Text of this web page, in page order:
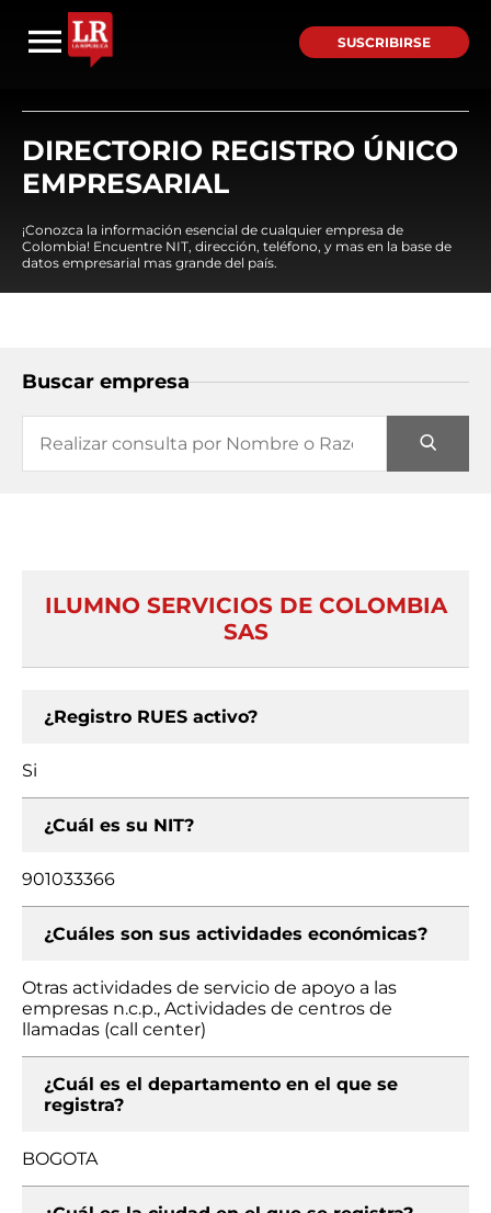
SUSCRIBIRSE
DIRECTORIO REGISTRO ÚNICO
EMPRESARIAL
¡Conozca la información esencial de cualquier empresa de
Colombia! Encuentre NIT, dirección, teléfono, y mas en la base de
datos empresarial mas grande del país.
Buscar empresa
ILUMNO SERVICIOS DE COLOMBIA
SAS
¿Registro RUES activo?
Si
¿Cuál es su NIT?
901033366
¿Cuáles son sus actividades económicas?
Otras actividades de servicio de apoyo a las
empresas n.c.p., Actividades de centros de
llamadas (call center)
¿Cuál es el departamento en el que se
registra?
BOGOTA